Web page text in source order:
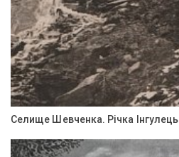
Селище Шевченка. Річка Інгулець